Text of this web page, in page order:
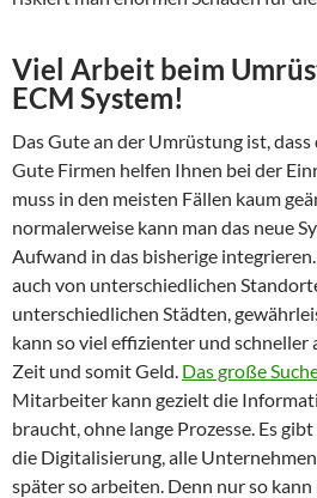
Viel Arbeit beim
ECM System!
Das Gute an der Umrüstung ist,
Gute Firmen helfen Ihnen bei der
muss in den meisten Fällen kaum
normalerweise kann man das neue
Aufwand in das bisherige
auch von unterschiedlichen
unterschiedlichen Städten,
kann so viel effizienter und schneller
Zeit und somit Geld. Das große
Mitarbeiter kann gezielt die
braucht, ohne lange Prozesse. Es
die Digitalisierung, alle
später so arbeiten. Denn nur so